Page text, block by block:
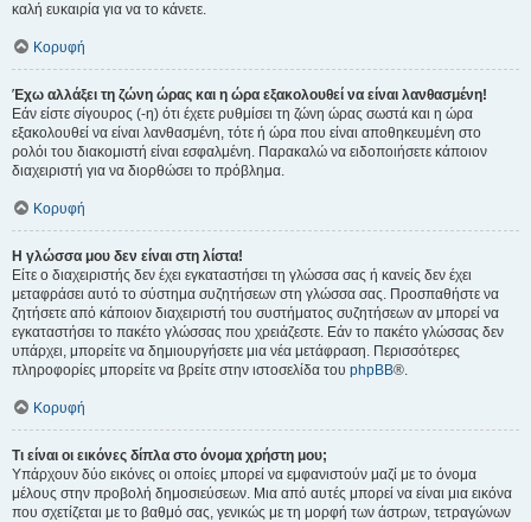
καλή ευκαιρία για να το κάνετε.
Κορυφή
Έχω αλλάξει τη ζώνη ώρας και η ώρα εξακολουθεί να είναι λανθασμένη!
Εάν είστε σίγουρος (-η) ότι έχετε ρυθμίσει τη ζώνη ώρας σωστά και η ώρα
εξακολουθεί να είναι λανθασμένη, τότε ή ώρα που είναι αποθηκευμένη στο
ρολόι του διακομιστή είναι εσφαλμένη. Παρακαλώ να ειδοποιήσετε κάποιον
διαχειριστή για να διορθώσει το πρόβλημα.
Κορυφή
Η γλώσσα μου δεν είναι στη λίστα!
Είτε ο διαχειριστής δεν έχει εγκαταστήσει τη γλώσσα σας ή κανείς δεν έχει
μεταφράσει αυτό το σύστημα συζητήσεων στη γλώσσα σας. Προσπαθήστε να
ζητήσετε από κάποιον διαχειριστή του συστήματος συζητήσεων αν μπορεί να
εγκαταστήσει το πακέτο γλώσσας που χρειάζεστε. Εάν το πακέτο γλώσσας δεν
υπάρχει, μπορείτε να δημιουργήσετε μια νέα μετάφραση. Περισσότερες
πληροφορίες μπορείτε να βρείτε στην ιστοσελίδα του phpBB®.
Κορυφή
Τι είναι οι εικόνες δίπλα στο όνομα χρήστη μου;
Υπάρχουν δύο εικόνες οι οποίες μπορεί να εμφανιστούν μαζί με το όνομα
μέλους στην προβολή δημοσιεύσεων. Μια από αυτές μπορεί να είναι μια εικόνα
που σχετίζεται με το βαθμό σας, γενικώς με τη μορφή των άστρων, τετραγώνων